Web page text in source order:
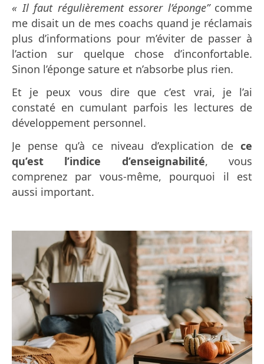
« Il faut régulièrement essorer l’éponge” comme
me disait un de mes coachs quand je réclamais
plus d’informations pour m’éviter de passer à
l’action sur quelque chose d’inconfortable.
Sinon l’éponge sature et n’absorbe plus rien.
Et je peux vous dire que c’est vrai, je l’ai
constaté en cumulant parfois les lectures de
développement personnel.
Je pense qu’à ce niveau d’explication de ce
qu’est l’indice d’enseignabilité, vous
comprenez par vous-même, pourquoi il est
aussi important.